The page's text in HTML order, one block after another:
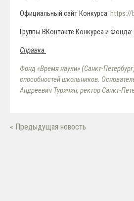
Официальный сайт Конкурса: https://
Группы ВКонтакте Конкурса и Фонда:
Справка
Фонд «Время науки» (Санкт-
способностей школьников.
Андреевич Туричин, ректор Санкт-
« Предыдущая новость